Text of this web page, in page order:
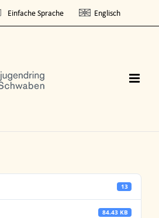
Einfache Sprache Englisch
13
84.43 KB